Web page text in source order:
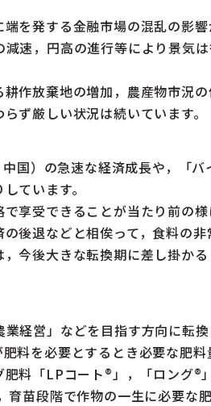
を発する金融市場の混乱の影
速，円高の進行等により景気
作放棄地の増加，農産物市況
ず厳しい状況は続いています。
国）の急速な経済成長や，「
ています。
享受できることが当たり前の
後退などと相俟って，食料の
今後大きな転換期に差し掛か
経営」などを目指す方向に転
料を必要とするとき必要な肥
料「LPコート®」，「ロング®
苗段階で作物の一生に必要な